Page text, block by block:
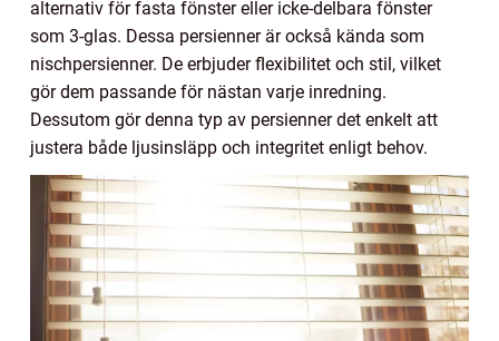
alternativ för fasta fönster eller icke-delbara fönster
som 3-glas. Dessa persienner är också kända som
nischpersienner. De erbjuder flexibilitet och stil, vilket
gör dem passande för nästan varje inredning.
Dessutom gör denna typ av persienner det enkelt att
justera både ljusinsläpp och integritet enligt behov.